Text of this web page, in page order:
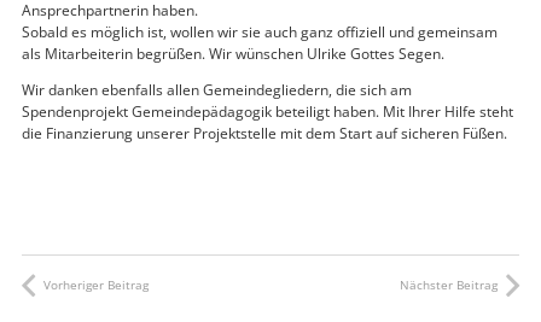
Ansprechpartnerin haben.
Sobald es möglich ist, wollen wir sie auch ganz offiziell und gemeinsam
als Mitarbeiterin begrüßen. Wir wünschen Ulrike Gottes Segen.
Wir danken ebenfalls allen Gemeindegliedern, die sich am
Spendenprojekt Gemeindepädagogik beteiligt haben. Mit Ihrer Hilfe steht
die Finanzierung unserer Projektstelle mit dem Start auf sicheren Füßen.
Vorheriger Beitrag Nächster Beitrag